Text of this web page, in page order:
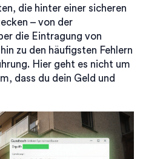
die hinter einer sicheren
– von der
die Eintragung von
zu den häufigsten Fehlern
Hier geht es nicht um
dass du dein Geld und